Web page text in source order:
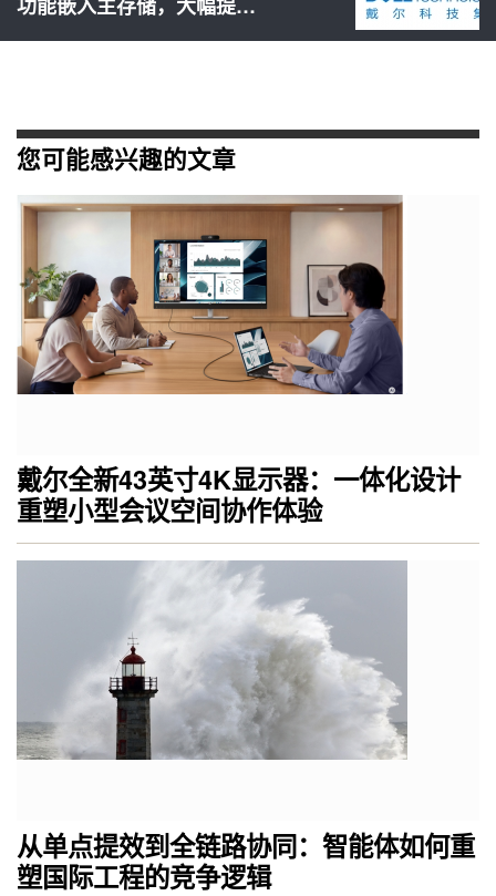
您可能感兴趣的文章
戴尔全新43英寸4K显示器：一体化设计
重塑小型会议空间协作体验
从单点提效到全链路协同：智能体如何重
塑国际工程的竞争逻辑